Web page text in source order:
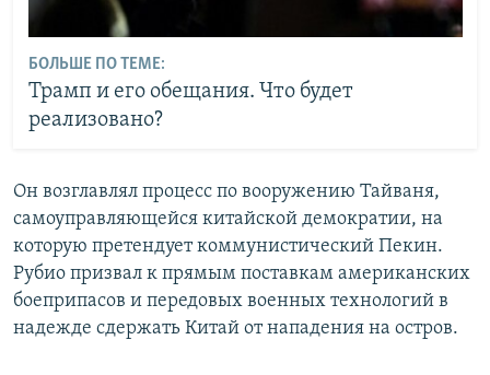
БОЛЬШЕ ПО ТЕМЕ:
Трамп и его обещания. Что будет
реализовано?
Он возглавлял процесс по вооружению Тайваня,
самоуправляющейся китайской демократии, на
которую претендует коммунистический Пекин.
Рубио призвал к прямым поставкам американских
боеприпасов и передовых военных технологий в
надежде сдержать Китай от нападения на остров.